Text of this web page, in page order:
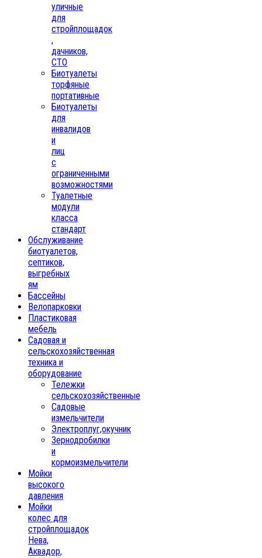
уличные
для
стройплощадок
,
дачников,
СТО
Биотуалеты
торфяные
портативные
Биотуалеты
для
инвалидов
и
лиц
с
ограниченными
возможностями
Туалетные
модули
класса
стандарт
Обслуживание
биотуалетов,
септиков,
выгребных
ям
Бассейны
Велопарковки
Пластиковая
мебель
Садовая и
сельскохозяйственная
техника и
оборудование
Тележки
сельскохозяйственные
Садовые
измельчители
Электроплуг,окучник
Зернодробилки
и
кормоизмельчители
Мойки
высокого
давления
Мойки
колес для
стройплощадок
Нева,
Аквадор,